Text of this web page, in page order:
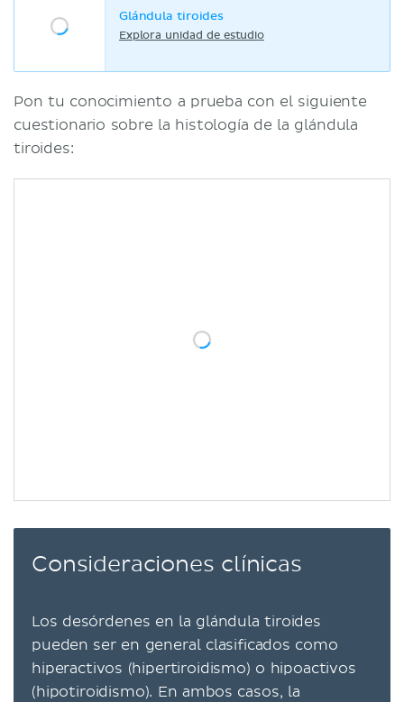
Glándula tiroides
Explora unidad de estudio
Pon tu conocimiento a prueba con el siguiente
cuestionario sobre la histología de la glándula
tiroides:
Consideraciones clínicas
Los desórdenes en la glándula tiroides
pueden ser en general clasificados como
hiperactivos (hipertiroidismo) o hipoactivos
(hipotiroidismo). En ambos casos, la